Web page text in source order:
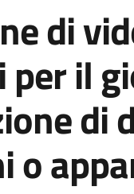
di
per il
di
o